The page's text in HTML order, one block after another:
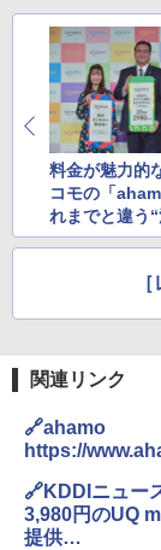
料金が魅力的
コモの「
れまでと違う
たいポイント
関連リンク
🔗ahamo
https://
🔗KDDIニュー
3,980円のUQ
提供